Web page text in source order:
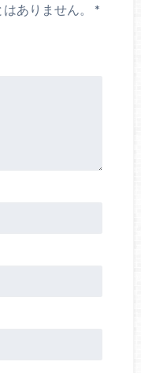
ありません。
*